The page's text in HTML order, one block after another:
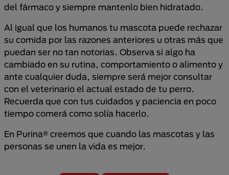
del fármaco y siempre mantenlo bien hidratado.
Al igual que los humanos tu mascota puede rechazar
su comida por las razones anteriores u otras más que
puedan ser no tan notorias. Observa si algo ha
cambiado en su rutina, comportamiento o alimento y
ante cualquier duda, siempre será mejor consultar
con el veterinario el actual estado de tu perro.
Recuerda que con tus cuidados y paciencia en poco
tiempo comerá como solía hacerlo.
En Purina® creemos que cuando las mascotas y las
personas se unen la vida es mejor.